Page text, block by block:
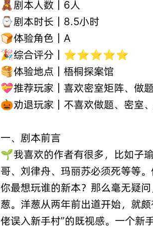
🧸剧本人数｜6人
⌚剧本时长｜8.5小时
🍞体验角色｜A
🎉综合评分｜⭐⭐⭐⭐⭐
🥞体验地点｜梧桐探案馆
💝推荐玩家｜喜欢密室矩阵、做
🎃劝退玩家｜不喜欢做题、密室
一、剧本前言
🌱我喜欢的作者有很多，比如子
哥、刘律舟、玛丽苏必须死等等。
你最想玩谁的新本？那么毫无疑
葱。洋葱从两年前出道开始，就
佬误入新手村”的既视感。一个新